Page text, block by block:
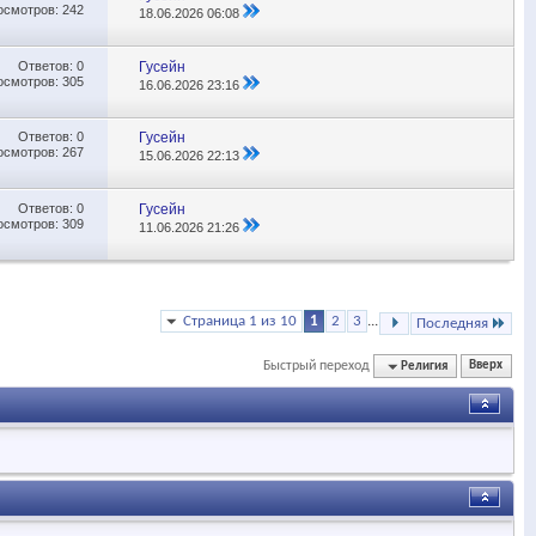
242
18.06.202606:08
Ответов: 0
305
Гусейн
16.06.202623:16
Ответов: 0
267
Гусейн
15.06.202622:13
Ответов: 0
309
Гусейн
11.06.202621:26
Страница 1 из 10 1 2 3 Последняя
Быстрый переход Религия Вверх